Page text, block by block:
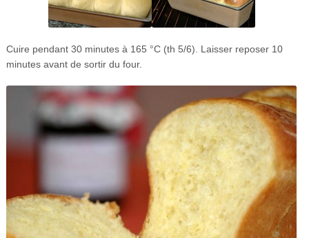
Cuire pendant 30 minutes à 165 °C (th 5/6). Laisser reposer 10
minutes avant de sortir du four.